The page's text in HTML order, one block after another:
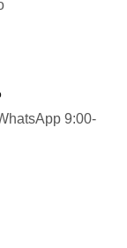
9:00-